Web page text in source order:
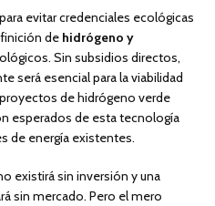
evitar credenciales ecológicas
de hidrógeno y
Sin subsidios directos,
será esencial para la viabilidad
de hidrógeno verde
esperados de esta tecnología
de energía existentes.
existirá sin inversión y una
sin mercado. Pero el mero